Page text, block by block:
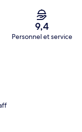
9,4
Personnel et service